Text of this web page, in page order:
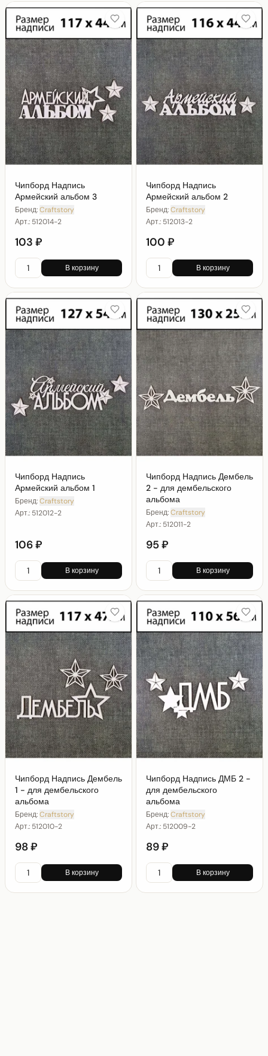
Чипборд Надпись
Армейский альбом 3
Бренд:Craftstory
Арт.: 512014-2
103 ₽
В корзину
Чипборд Надпись
Армейский альбом 2
Бренд:Craftstory
Арт.: 512013-2
100 ₽
В корзину
Чипборд Надпись
Армейский альбом 1
Бренд:Craftstory
Арт.: 512012-2
106 ₽
В корзину
Чипборд Надпись Дембель
2 - для дембельского
альбома
Бренд:Craftstory
Арт.: 512011-2
95 ₽
В корзину
Чипборд Надпись Дембель
1 - для дембельского
альбома
Бренд:Craftstory
Арт.: 512010-2
98 ₽
В корзину
Чипборд Надпись ДМБ 2 -
для дембельского
альбома
Бренд:Craftstory
Арт.: 512009-2
89 ₽
В корзину